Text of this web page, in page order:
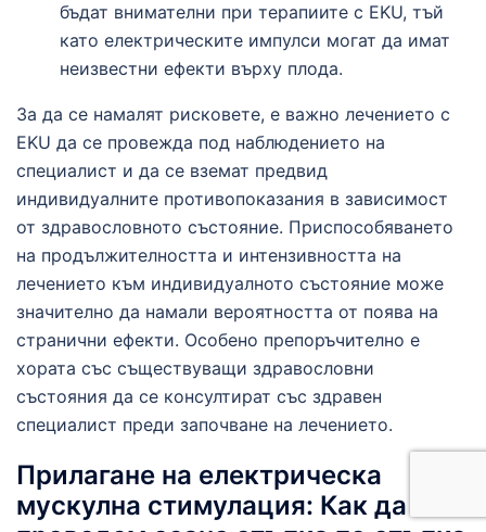
бъдат внимателни при терапиите с EKU, тъй
като електрическите импулси могат да имат
неизвестни ефекти върху плода.
За да се намалят рисковете, е важно лечението с
EKU да се провежда под наблюдението на
специалист и да се вземат предвид
индивидуалните противопоказания в зависимост
от здравословното състояние. Приспособяването
на продължителността и интензивността на
лечението към индивидуалното състояние може
значително да намали вероятността от поява на
странични ефекти. Особено препоръчително е
хората със съществуващи здравословни
състояния да се консултират със здравен
специалист преди започване на лечението.
Прилагане на електрическа
мускулна стимулация: Как да